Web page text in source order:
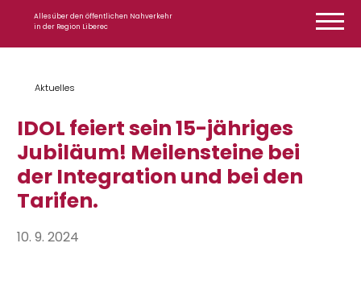
Alles über den öffentlichen Nahverkehr
in der Region Liberec
Aktuelles
IDOL feiert sein 15-jähriges
Jubiläum! Meilensteine bei
der Integration und bei den
Tarifen.
10. 9. 2024